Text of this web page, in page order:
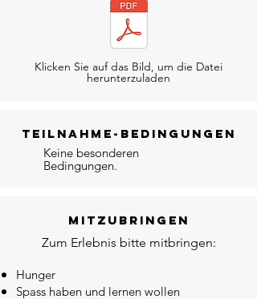
Klicken Sie auf das Bild, um die Datei
herunterzuladen
teilnahme-bedingungen
Keine besonderen
Bedingungen.
mitzubringen
Zum Erlebnis bitte mitbringen:
Hunger
Spass haben und lernen wollen